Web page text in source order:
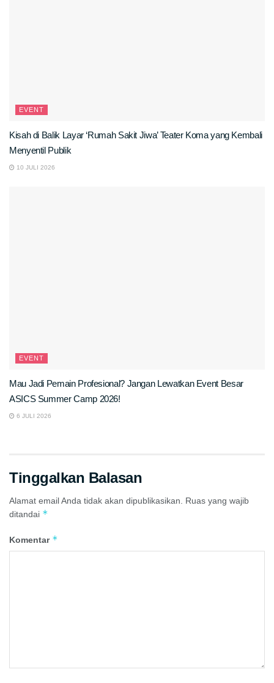
EVENT
Kisah di Balik Layar ‘Rumah Sakit Jiwa’ Teater Koma yang Kembali
Menyentil Publik
10 JULI 2026
EVENT
Mau Jadi Pemain Profesional? Jangan Lewatkan Event Besar
ASICS Summer Camp 2026!
6 JULI 2026
Tinggalkan Balasan
Alamat email Anda tidak akan dipublikasikan.
Ruas yang wajib
ditandai *
Komentar *